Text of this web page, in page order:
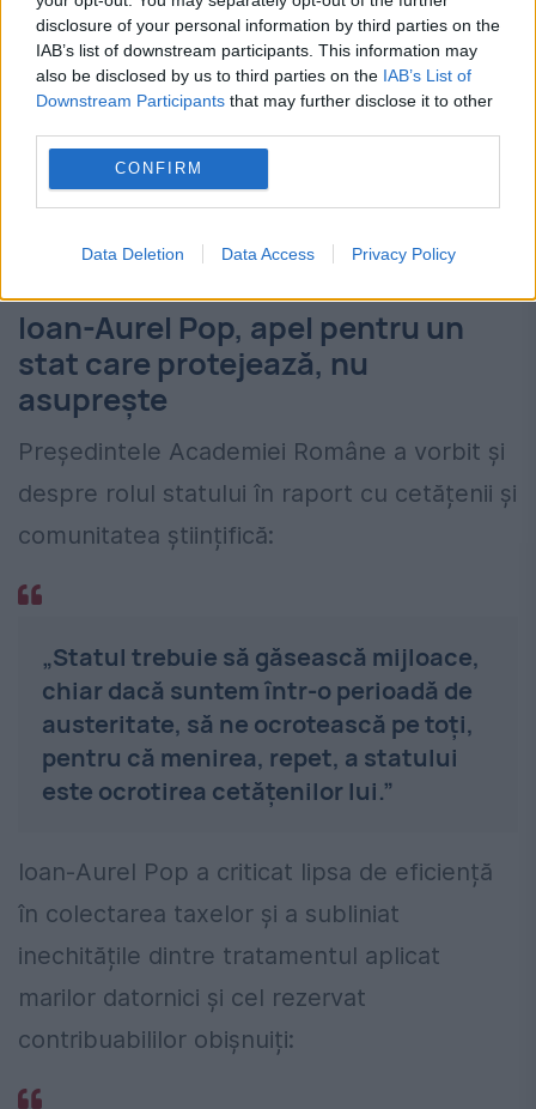
disclosure of your personal information by third parties on the
IAB’s list of downstream participants. This information may
also be disclosed by us to third parties on the IAB’s List of
Downstream Participants that may further disclose it to other
CONFIRM
Data Deletion Data Access Privacy Policy
Ioan-Aurel Pop, apel pentru un
stat care protejează, nu
asuprește
Președintele Academiei Române a vorbit și
despre rolul statului în raport cu cetățenii și
comunitatea științifică:
„Statul trebuie să găsească mijloace,
chiar dacă suntem într-o perioadă de
austeritate, să ne ocrotească pe toți,
pentru că menirea, repet, a statului
este ocrotirea cetățenilor lui.”
Ioan-Aurel Pop a criticat lipsa de eficiență
în colectarea taxelor și a subliniat
inechitățile dintre tratamentul aplicat
marilor datornici și cel rezervat
contribuabililor obișnuiți: